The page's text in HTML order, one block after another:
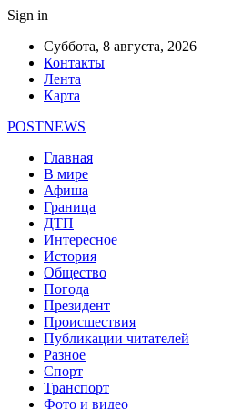
Sign in
Суббота, 8 августа, 2026
Контакты
Лента
Карта
POSTNEWS
Главная
В мире
Афиша
Граница
ДТП
Интересное
История
Общество
Погода
Президент
Происшествия
Публикации читателей
Разное
Спорт
Транспорт
Фото и видео